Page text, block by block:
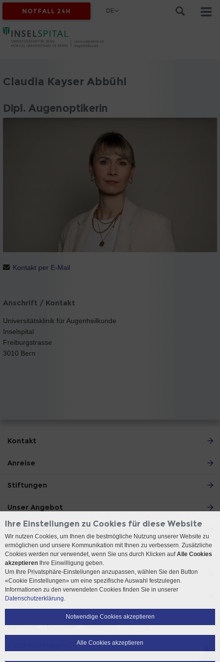
NOTFALL 24H DE
Claudia Kayser Abbühl
Dipl. Augenoptikerin
Kontakt per E-Mail
Anschrift / Kontakt
Universitätsklinik für Augenheilkunde
Inselspital
Freiburgstrasse
3010 Bern
Kontakt
Anreise
Stiftungen
Unser Angebot
Patienten und Besucher
Ärzte und Zuweiser
Lehre und Forschung
Social Media
Impressum Disclaimer Datenschutz Sitemap
Ihre Einstellungen zu Cookies für diese Website
Wir nutzen Cookies, um Ihnen die bestmögliche Nutzung unserer Website zu
ermöglichen und unsere Kommunikation mit Ihnen zu verbessern. Zusätzliche
Cookies werden nur verwendet, wenn Sie uns durch Klicken aufAlle Cookies
akzeptieren Ihre Einwilligung geben.
Um Ihre Privatsphäre-Einstellungen anzupassen, wählen Sie den Button
«Cookie Einstellungen» um eine spezifische Auswahl festzulegen.
Informationen zu den verwendeten Cookies finden Sie in unserer
Datenschutzerklärung.
Notwendige Cookies akzeptieren
Alle Cookies akzeptieren